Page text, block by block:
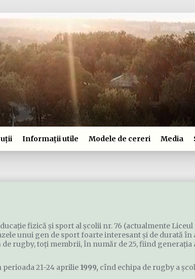
Informații utile Modele de cereri Media
fizică şi sport al şcolii nr. 76 (actualmente Liceul
unui gen de sport foarte interesant şi de durată în
rugby, toţi membrii, în număr de 25, fiind generaţia
21-24 aprilie 1999, cînd echipa de rugby a